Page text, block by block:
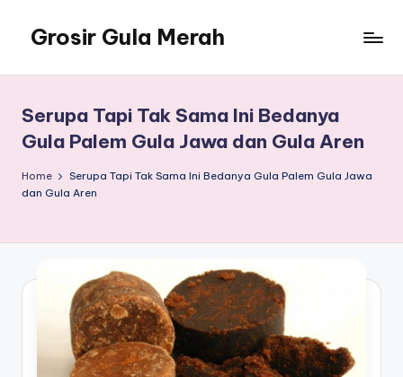
content
Grosir Gula Merah
Gula
Merah
Serupa Tapi Tak Sama Ini Bedanya
Gula Palem Gula Jawa dan Gula Aren
Home
Serupa Tapi Tak Sama Ini Bedanya Gula Palem Gula Jawa
dan Gula Aren